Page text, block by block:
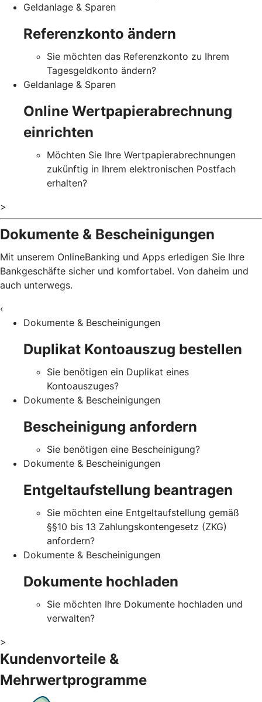
Geldanlage & Sparen
Referenzkonto ändern
Sie möchten das Referenzkonto zu Ihrem
Tagesgeldkonto ändern?
Geldanlage & Sparen
Online Wertpapierabrechnung
einrichten
Möchten Sie Ihre Wertpapierabrechnungen
zukünftig in Ihrem elektronischen Postfach
erhalten?
>
Dokumente & Bescheinigungen
Mit unserem OnlineBanking und Apps erledigen Sie Ihre
Bankgeschäfte sicher und komfortabel. Von daheim und
auch unterwegs.
‹
Dokumente & Bescheinigungen
Duplikat Kontoauszug bestellen
Sie benötigen ein Duplikat eines
Kontoauszuges?
Dokumente & Bescheinigungen
Bescheinigung anfordern
Sie benötigen eine Bescheinigung?
Dokumente & Bescheinigungen
Entgeltaufstellung beantragen
Sie möchten eine Entgeltaufstellung gemäß
§§10 bis 13 Zahlungskontengesetz (ZKG)
anfordern?
Dokumente & Bescheinigungen
Dokumente hochladen
Sie möchten Ihre Dokumente hochladen und
verwalten?
>
Kundenvorteile &
Mehrwertprogramme